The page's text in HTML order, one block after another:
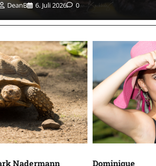
DeanB 6. Juli 2026 0
Nadermann Dominique